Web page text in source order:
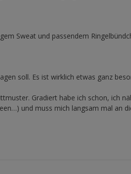
Sweat und passendem
soll. Es ist wirklich etwas ganz
Gradiert habe ich schon, ich
und muss mich langsam mal an